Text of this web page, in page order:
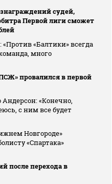
судей,
Первой лиги сможет
«Против «Балтики» всегда
много
провалился в первой
«Конечно,
с ним все будет
Новгороде»
«Спартака»
после перехода в